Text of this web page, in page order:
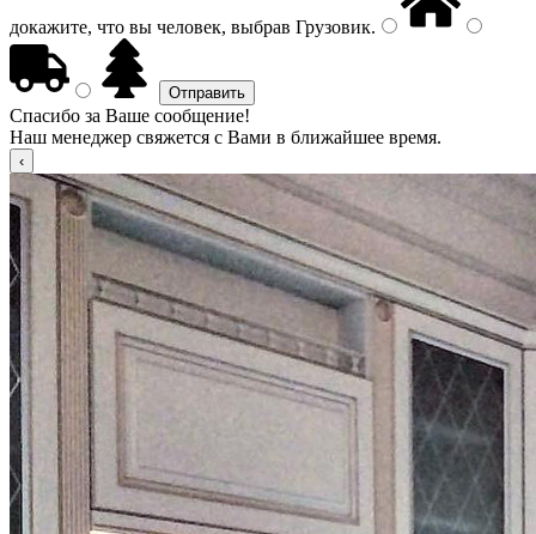
докажите, что вы человек, выбрав Грузовик.
Спасибо за Ваше сообщение!
Наш менеджер свяжется с Вами в ближайшее время.